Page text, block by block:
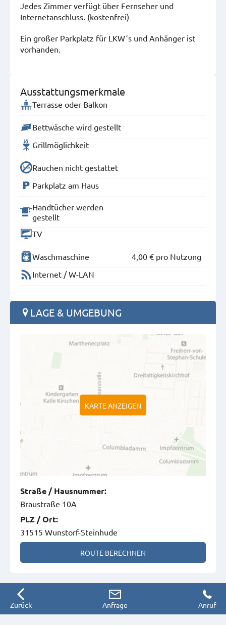
Jedes Zimmer verfügt über Fernseher und
Internetanschluss. (kostenfrei)
Ein großer Parkplatz für LKW´s und Anhänger ist
vorhanden.
Ausstattungsmerkmale
Terrasse oder Balkon
Bettwäsche wird gestellt
Grillmöglichkeit
Rauchen nicht gestattet
Parkplatz am Haus
Handtücher werden
gestellt
TV
Waschmaschine 4,00 € pro Nutzung
Internet / W-LAN
LAGE & UMGEBUNG
KARTE ANZEIGEN
Straße / Hausnummer:
Braustraße 10A
PLZ /Ort:
31515 Wunstorf-Steinhude
ROUTE BERECHNEN
Zurück Anfrage Anruf